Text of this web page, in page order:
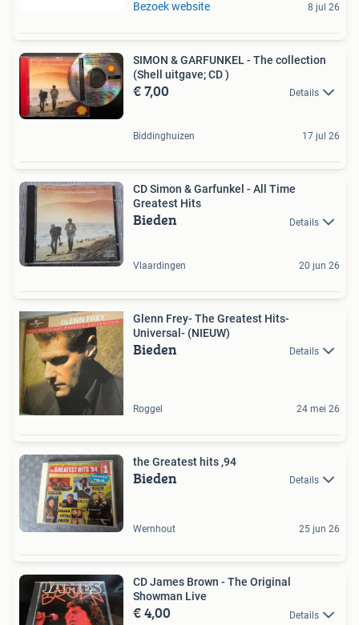
Bezoek website 8 jul 26
SIMON & GARFUNKEL - The collection
(Shell uitgave; CD )
€ 7,00 Details
Biddinghuizen 17 jul 26
CD Simon & Garfunkel - All Time
Greatest Hits
Bieden Details
Vlaardingen 20 jun 26
Glenn Frey- The Greatest Hits-
Universal- (NIEUW)
Bieden Details
Roggel 24 mei 26
the Greatest hits ,94
Bieden Details
Wernhout 25 jun 26
CD James Brown - The Original
Showman Live
€ 4,00 Details